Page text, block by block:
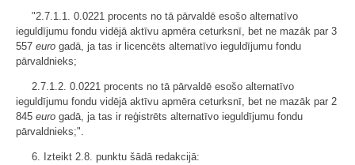
"2.7.1.1. 0.0221 procents no tā pārvaldē esošo alternatīvo
ieguldījumu fondu vidējā aktīvu apmēra ceturksnī, bet ne mazāk par 3
557 euro gadā, ja tas ir licencēts alternatīvo ieguldījumu fondu
pārvaldnieks;
2.7.1.2. 0.0221 procents no tā pārvaldē esošo alternatīvo
ieguldījumu fondu vidējā aktīvu apmēra ceturksnī, bet ne mazāk par 2
845 euro gadā, ja tas ir reģistrēts alternatīvo ieguldījumu fondu
pārvaldnieks;".
6. Izteikt 2.8. punktu šādā redakcijā: